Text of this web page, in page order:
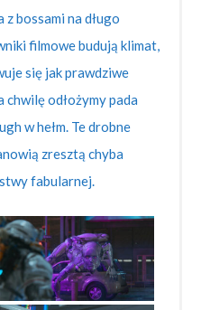
bossami na długo
filmowe budują klimat,
się jak prawdziwe
chwilę odłożymy pada
w hełm. Te drobne
zresztą chyba
fabularnej.